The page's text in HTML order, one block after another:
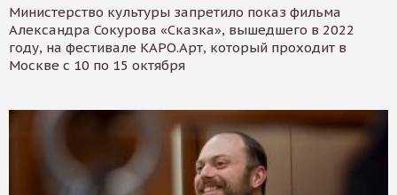
Министерство культуры запретило показ фильма
Александра Сокурова «Сказка», вышедшего в 2022
году, на фестивале КАРО.Арт, который проходит в
Москве с 10 по 15 октября